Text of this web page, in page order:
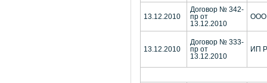
13.12.2010
Договор № 342-
пр от
13.12.2010
ООО
13.12.2010
Договор № 333-
пр от
13.12.2010
ИП